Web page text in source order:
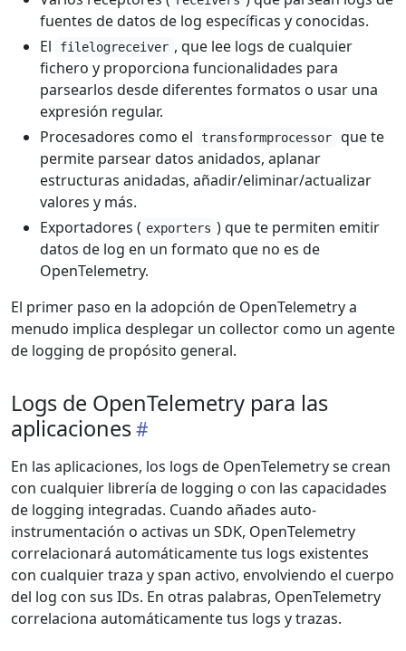
fuentes de datos de log específicas y conocidas.
El
filelogreceiver , que lee logs de cualquier
fichero y proporciona funcionalidades para
parsearlos desde diferentes formatos o usar una
expresión regular.
Procesadores como el
transformprocessor
que te
permite parsear datos anidados, aplanar
estructuras anidadas, añadir/eliminar/actualizar
valores y más.
Exportadores ( exporters ) que te permiten emitir
datos de log en un formato que no es de
OpenTelemetry.
El primer paso en la adopción de OpenTelemetry a
menudo implica desplegar un collector como un agente
de logging de propósito general.
Logs de OpenTelemetry para las
aplicaciones
En las aplicaciones, los logs de OpenTelemetry se crean
con cualquier librería de logging o con las capacidades
de logging integradas. Cuando añades auto-
instrumentación o activas un SDK, OpenTelemetry
correlacionará automáticamente tus logs existentes
con cualquier traza y span activo, envolviendo el cuerpo
del log con sus IDs. En otras palabras, OpenTelemetry
correlaciona automáticamente tus logs y trazas.